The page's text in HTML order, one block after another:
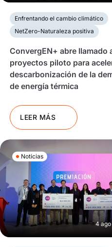
Enfrentando el cambio climático
NetZero-Naturaleza positiva
ConvergEN+ abre llamado
proyectos piloto para
descarbonización de la
de energía térmica
LEER MÁS
Noticias
4